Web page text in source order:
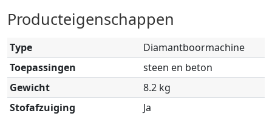
Producteigenschappen
Type
Diamantboormachine
Toepassingen
steen en beton
Gewicht
8.2 kg
Stofafzuiging
Ja